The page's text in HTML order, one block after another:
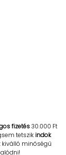
fizetés30.000 Ft
tetszikindok
kiválló minőségű